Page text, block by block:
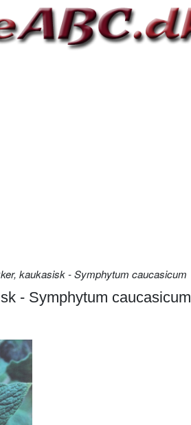
kaukasisk - Symphytum caucasicum
- Symphytum caucasicum